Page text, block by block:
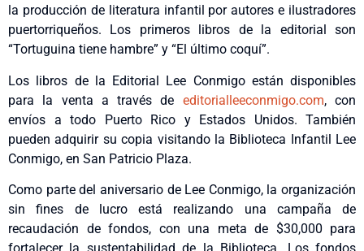
la producción de literatura infantil por autores e ilustradores
puertorriqueños. Los primeros libros de la editorial son
“Tortuguina tiene hambre” y “El último coquí”.
Los libros de la Editorial Lee Conmigo están disponibles
para la venta a través de editorialleeconmigo.com, con
envíos a todo Puerto Rico y Estados Unidos. También
pueden adquirir su copia visitando la Biblioteca Infantil Lee
Conmigo, en San Patricio Plaza.
Como parte del aniversario de Lee Conmigo, la organización
sin fines de lucro está realizando una campaña de
recaudación de fondos, con una meta de $30,000 para